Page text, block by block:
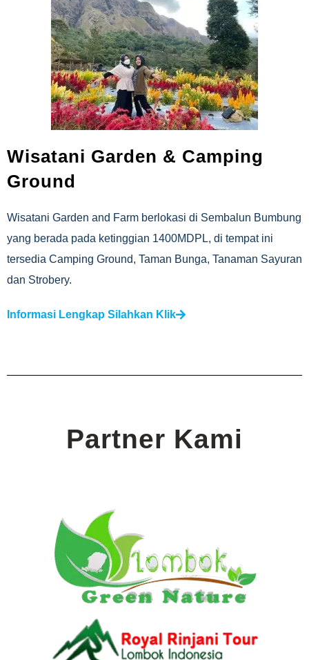
Wisatani Garden & Camping
Ground
Wisatani Garden and Farm berlokasi di Sembalun Bumbung
yang berada pada ketinggian 1400MDPL, di tempat ini
tersedia Camping Ground, Taman Bunga, Tanaman Sayuran
dan Strobery.
Informasi Lengkap Silahkan Klik
Partner Kami